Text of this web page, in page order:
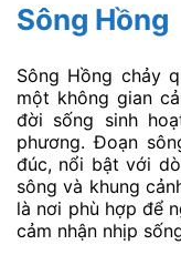
Sông Hồng
Sông Hồng chảy
một không gian
đời sống sinh
phương. Đoạn
đúc, nổi bật với
sông và khung
là nơi phù hợp để
cảm nhận nhịp